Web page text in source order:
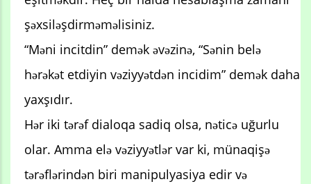
şəxsiləşdirməməlisiniz.
“Məni incitdin” demək əvəzinə, “Sənin belə
hərəkət etdiyin vəziyyətdən incidim” demək daha
yaxşıdır.
Hər iki tərəf dialoqa sadiq olsa, nəticə uğurlu
olar. Amma elə vəziyyətlər var ki, münaqişə
tərəflərindən biri manipulyasiya edir və